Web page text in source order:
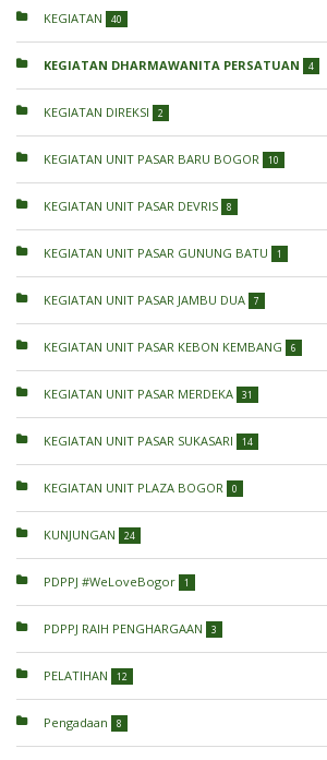
KEGIATAN 40
KEGIATAN DHARMAWANITA PERSATUAN 4
KEGIATAN DIREKSI 2
KEGIATAN UNIT PASAR BARU BOGOR 10
KEGIATAN UNIT PASAR DEVRIS 8
KEGIATAN UNIT PASAR GUNUNG BATU 1
KEGIATAN UNIT PASAR JAMBU DUA 7
KEGIATAN UNIT PASAR KEBON KEMBANG 6
KEGIATAN UNIT PASAR MERDEKA 31
KEGIATAN UNIT PASAR SUKASARI 14
KEGIATAN UNIT PLAZA BOGOR 0
KUNJUNGAN 24
PDPPJ #WeLoveBogor 1
PDPPJ RAIH PENGHARGAAN 3
PELATIHAN 12
Pengadaan 8